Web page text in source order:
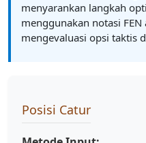
menyarankan langkah
menggunakan notasi
mengevaluasi opsi taktis
Posisi Catur